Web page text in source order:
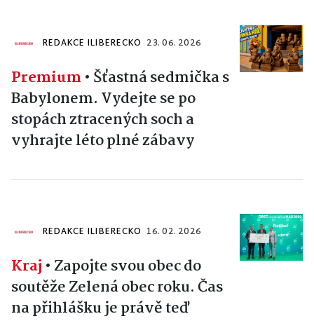
REDAKCE ILIBERECKO 23. 06. 2026
Premium • Šťastná sedmička s
Babylonem. Vydejte se po
stopách ztracených soch a
vyhrajte léto plné zábavy
REDAKCE ILIBERECKO 16. 02. 2026
Kraj • Zapojte svou obec do
soutěže Zelená obec roku. Čas
na přihlášku je právě teď